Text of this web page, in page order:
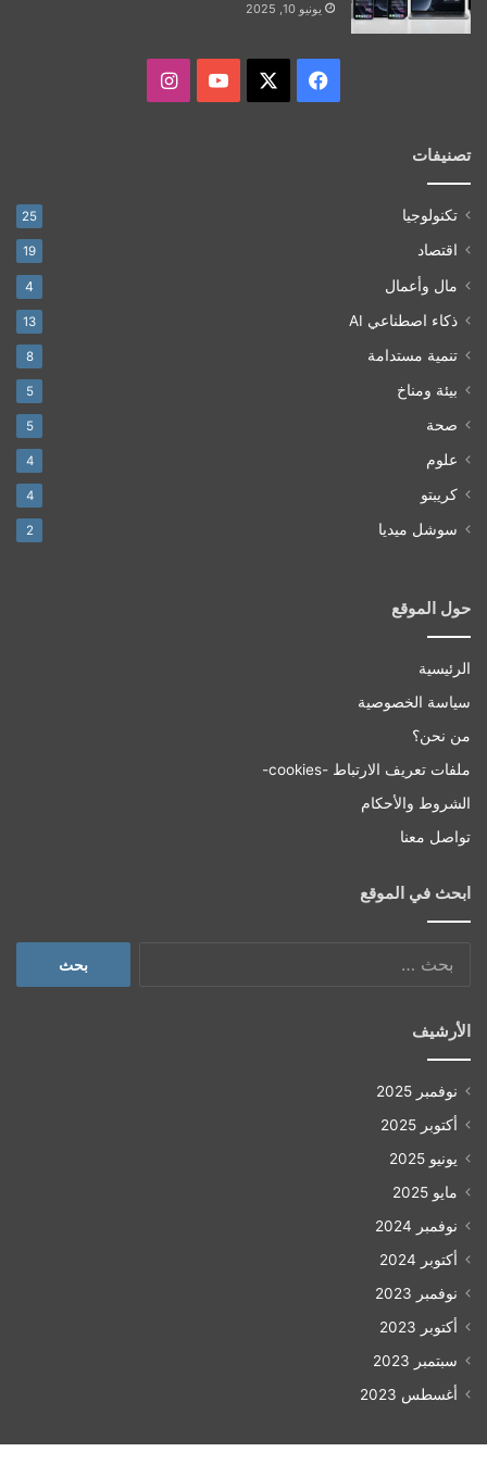
يونيو 10, 2025
فيسبوك ‫YouTubeانستقرام
تصنيفات
تكنولوجيا 25
اقتصاد 19
مال وأعمال 4
ذكاء اصطناعي AI 13
تنمية مستدامة 8
بيئة ومناخ 5
صحة 5
علوم 4
كريبتو 4
سوشل ميديا 2
حول الموقع
الرئيسية
سياسة الخصوصية
من نحن؟
ملفات تعريف الارتباط -cookies-
الشروط والأحكام
تواصل معنا
ابحث في الموقع
الأرشيف
نوفمبر 2025
أكتوبر 2025
يونيو 2025
مايو 2025
نوفمبر 2024
أكتوبر 2024
نوفمبر 2023
أكتوبر 2023
سبتمبر 2023
أغسطس 2023